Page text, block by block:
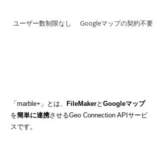
Googleマップの契約不要
ユーザー数制限なし
「marble+」とは、 FileMakerと Googleマップ
を簡単に連携させるGeo Connection APIサービ
スです。